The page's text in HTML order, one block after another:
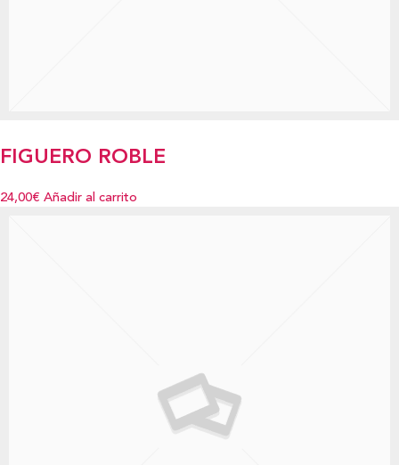
FIGUERO ROBLE
24,00€ Añadir al carrito